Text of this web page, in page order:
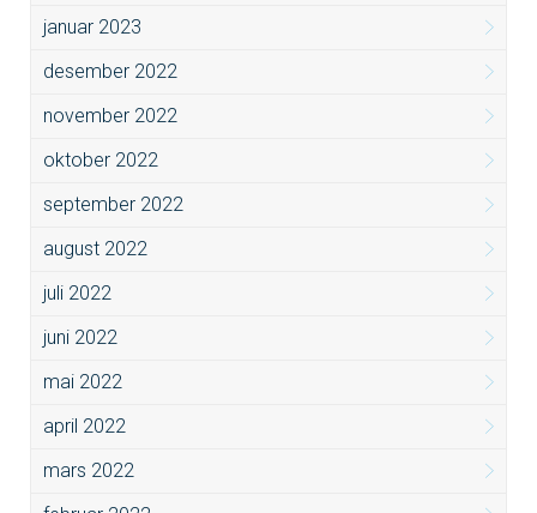
januar 2023
desember 2022
november 2022
oktober 2022
september 2022
august 2022
juli 2022
juni 2022
mai 2022
april 2022
mars 2022